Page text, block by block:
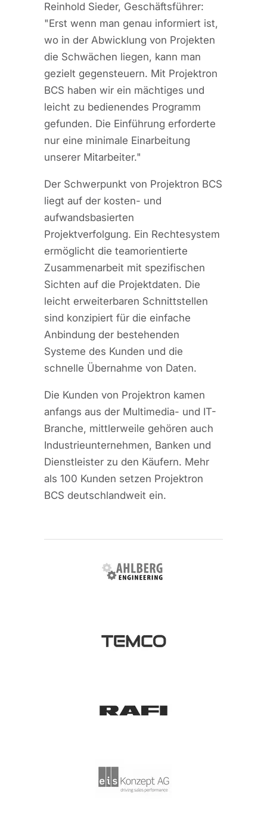
Reinhold Sieder, Geschäftsführer:
"Erst wenn man genau informiert ist,
wo in der Abwicklung von Projekten
die Schwächen liegen, kann man
gezielt gegensteuern. Mit Projektron
BCS haben wir ein mächtiges und
leicht zu bedienendes Programm
gefunden. Die Einführung erforderte
nur eine minimale Einarbeitung
unserer Mitarbeiter."
Der Schwerpunkt von Projektron BCS
liegt auf der kosten- und
aufwandsbasierten
Projektverfolgung. Ein Rechtesystem
ermöglicht die teamorientierte
Zusammenarbeit mit spezifischen
Sichten auf die Projektdaten. Die
leicht erweiterbaren Schnittstellen
sind konzipiert für die einfache
Anbindung der bestehenden
Systeme des Kunden und die
schnelle Übernahme von Daten.
Die Kunden von Projektron kamen
anfangs aus der Multimedia- und IT-
Branche, mittlerweile gehören auch
Industrieunternehmen, Banken und
Dienstleister zu den Käufern. Mehr
als 100 Kunden setzen Projektron
BCS deutschlandweit ein.